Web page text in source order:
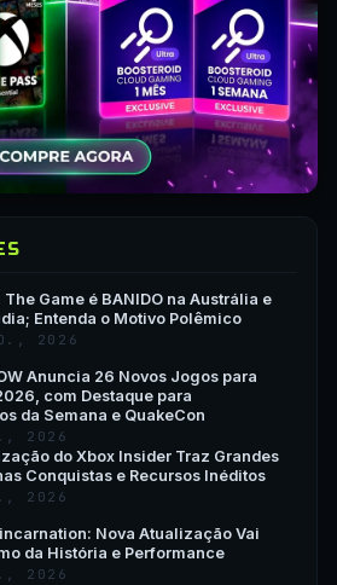
Game é BANIDO na Austrália e
Entenda o Motivo Polêmico
2026
Anuncia 26 Novos Jogos para
com Destaque para
da Semana e QuakeCon
2026
do Xbox Insider Traz Grandes
Conquistas e Recursos Inéditos
2026
Nova Atualização Vai
da História e Performance
2026